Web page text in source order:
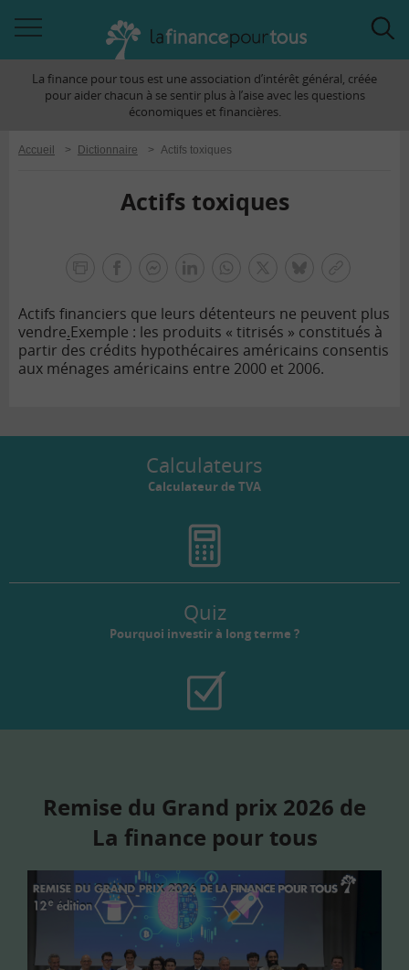
àLa finance pour tous est une association d’intérêt général, créée
pour aider chacun à se sentir plus à l’aise avec les questions
économiques et financières.
Accueil > Dictionnaire > Actifs toxiques
Actifs toxiques
lien
Actifs financiers que leurs détenteurs ne peuvent plus
vendre.Exemple : les produits « titrisés » constitués à
partir des crédits hypothécaires américains consentis
aux ménages américains entre 2000 et 2006.
Calculateurs
Calculateur de TVA
Quiz
Pourquoi investir à long terme ?
Remise du Grand prix 2026 de
La finance pour tous